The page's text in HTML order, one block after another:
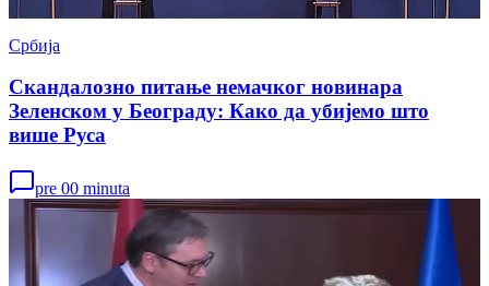
Србија
Скандалозно питање немачког новинара
Зеленском у Београду: Како да убијемо што
више Руса
pre 00 minuta